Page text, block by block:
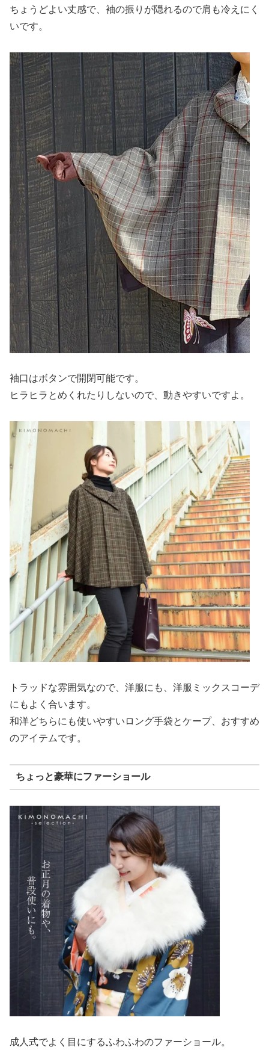
ちょうどよい丈感で、袖の振りが隠れるので肩も冷えにく
いです。
袖口はボタンで開閉可能です。
ヒラヒラとめくれたりしないので、動きやすいですよ。
トラッドな雰囲気なので、洋服にも、洋服ミックスコーデ
にもよく合います。
和洋どちらにも使いやすいロング手袋とケープ、おすすめ
のアイテムです。
ちょっと豪華にファーショール
成人式でよく目にするふわふわのファーショール。